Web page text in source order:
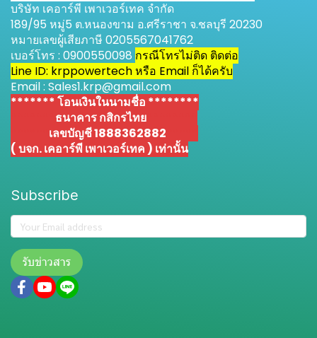
บริษัท เคอาร์พี เพาเวอร์เทค จำกัด
189/95 หมู่5 ต.หนองขาม อ.ศรีราชา จ.ชลบุรี 20230
หมายเลขผู้เสียภาษี 0205567041762
เบอร์โทร : 0900550098 กรณีโทรไม่ติด ติดต่อ
Line ID: krppowertech หรือ Email ก็ได้ครับ
Email : Sales1.krp@gmail.com
******* โอนเงินในนามชื่อ ********
ธนาคาร กสิกรไทย
เลขบัญชี 1888362882
( บจก. เคอาร์พี เพาเวอร์เทค ) เท่านั้น
Subscribe
รับข่าวสาร